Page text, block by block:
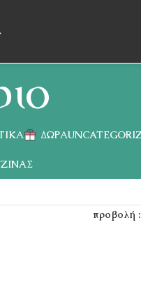
ΔΏΡΑ
προβολή